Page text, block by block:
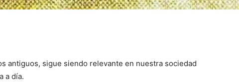
antiguos, sigue siendo relevante en nuestra sociedad
a día.